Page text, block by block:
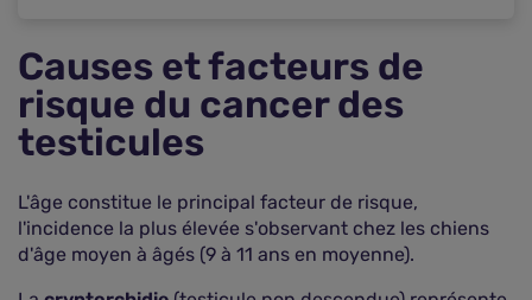
Causes et facteurs de
risque du cancer des
testicules
L'âge constitue le principal facteur de risque,
l'incidence la plus élevée s'observant chez les chiens
d'âge moyen à âgés (9 à 11 ans en moyenne).